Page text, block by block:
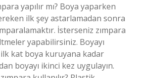
yapılır mı? Boya yaparken
ilk şey astarlamadan sonra
İsterseniz zımpara
yapabilirsiniz. Boyayı
kat boya kuruyana kadar
boyayı ikinci kez uygulayın.